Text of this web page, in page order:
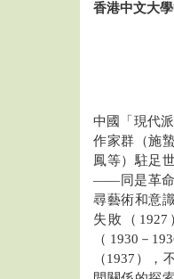
香港中文大
中國「現代
作家群（施
鳳等）駐足
——同是革命
尋藝術和意
失敗（
（1930－
（1937），